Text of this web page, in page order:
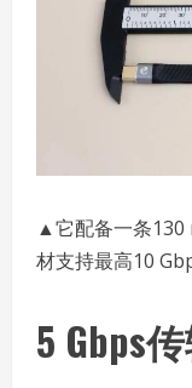
▲它配备一条130
材支持最高10
5 Gbps